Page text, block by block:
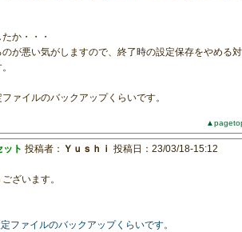
か・・・
が悪い気がしますので、終了時の設定保存をやめる対
ァイルのバックアップくらいです。
ト 投稿者： Ｙｕｓｈｉ 投稿日：23/03/18-15:12
ざいます。
ファイルのバックアップくらいです。